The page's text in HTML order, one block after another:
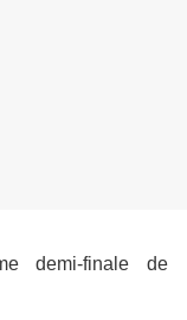
demi-finale de